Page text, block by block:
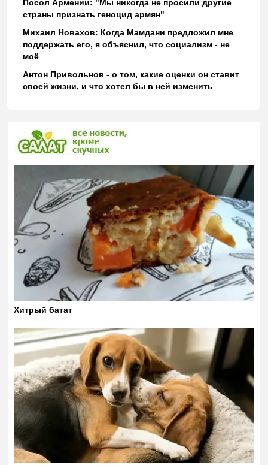
Посол Армении: "Мы никогда не просили другие
страны признать геноцид армян"
Михаил Новахов: Когда Мамдани предложил мне
поддержать его, я объяснил, что социализм - не
моё
Антон Привольнов - о том, какие оценки он ставит
своей жизни, и что хотел бы в ней изменить